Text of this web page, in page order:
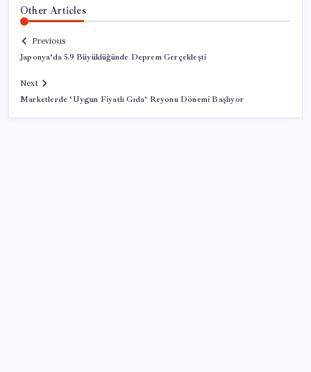
Other Articles
Previous
Japonya’da 5.9 Büyüklüğünde Deprem Gerçekleşti
Next
Marketlerde ‘Uygun Fiyatlı Gıda’ Reyonu Dönemi Başlıyor